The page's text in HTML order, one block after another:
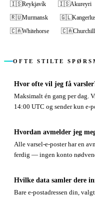
🇮🇸Reykjavík 🇮🇸Akureyri
🇷🇺Murmansk 🇬🇱
🇨🇦Whitehorse 🇨🇦Churchill
OFTE STILTE
Hvor ofte vil jeg få
Maksimalt én gang per dag.
14:00 UTC og sender kun e-
Hvordan avmelder jeg
Alle varsel-e-poster har en
ferdig — ingen konto
Hvilke data samler dere
Bare e-postadressen din,